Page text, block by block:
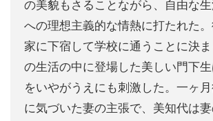
の美貌もさることながら、自由な
への理想主義的な情熱に打たれた
家に下宿して学校に通うことに決
の生活の中に登場した美しい門下
をいやがうえにも刺激した。一ヶ
に気づいた妻の主張で、美知代は